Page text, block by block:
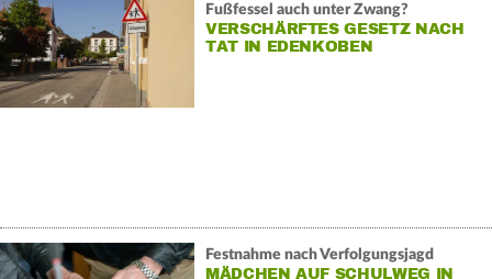
Fußfessel auch unter Zwang?
VERSCHÄRFTES GESETZ NACH
TAT IN EDENKOBEN
Festnahme nach Verfolgungsjagd
MÄDCHEN AUF SCHULWEG IN